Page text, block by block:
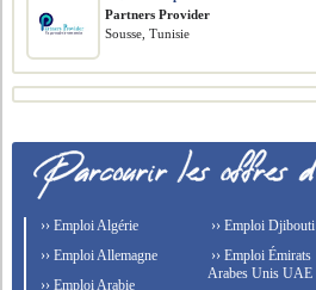
Partners Provider
Sousse, Tunisie
›› Emploi Algérie
›› Emploi Allemagne
›› Emploi Arabie
›› Emploi Djibouti
›› Emploi Émirats
Arabes Unis UAE